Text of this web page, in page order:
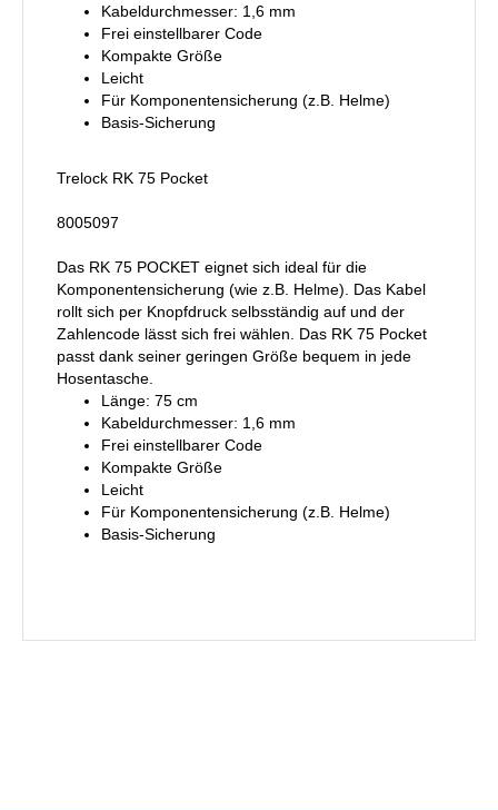
Kabeldurchmesser: 1,6 mm
Frei einstellbarer Code
Kompakte Größe
Leicht
Für Komponentensicherung (z.B. Helme)
Basis-Sicherung
Trelock RK 75 Pocket
8005097
Das RK 75 POCKET eignet sich ideal für die
Komponentensicherung (wie z.B. Helme). Das Kabel
rollt sich per Knopfdruck selbsständig auf und der
Zahlencode lässt sich frei wählen. Das RK 75 Pocket
passt dank seiner geringen Größe bequem in jede
Hosentasche.
Länge: 75 cm
Kabeldurchmesser: 1,6 mm
Frei einstellbarer Code
Kompakte Größe
Leicht
Für Komponentensicherung (z.B. Helme)
Basis-Sicherung